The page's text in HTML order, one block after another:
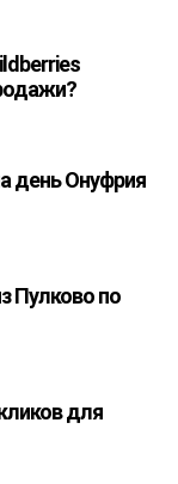
день Онуфрия
Пулково по
для